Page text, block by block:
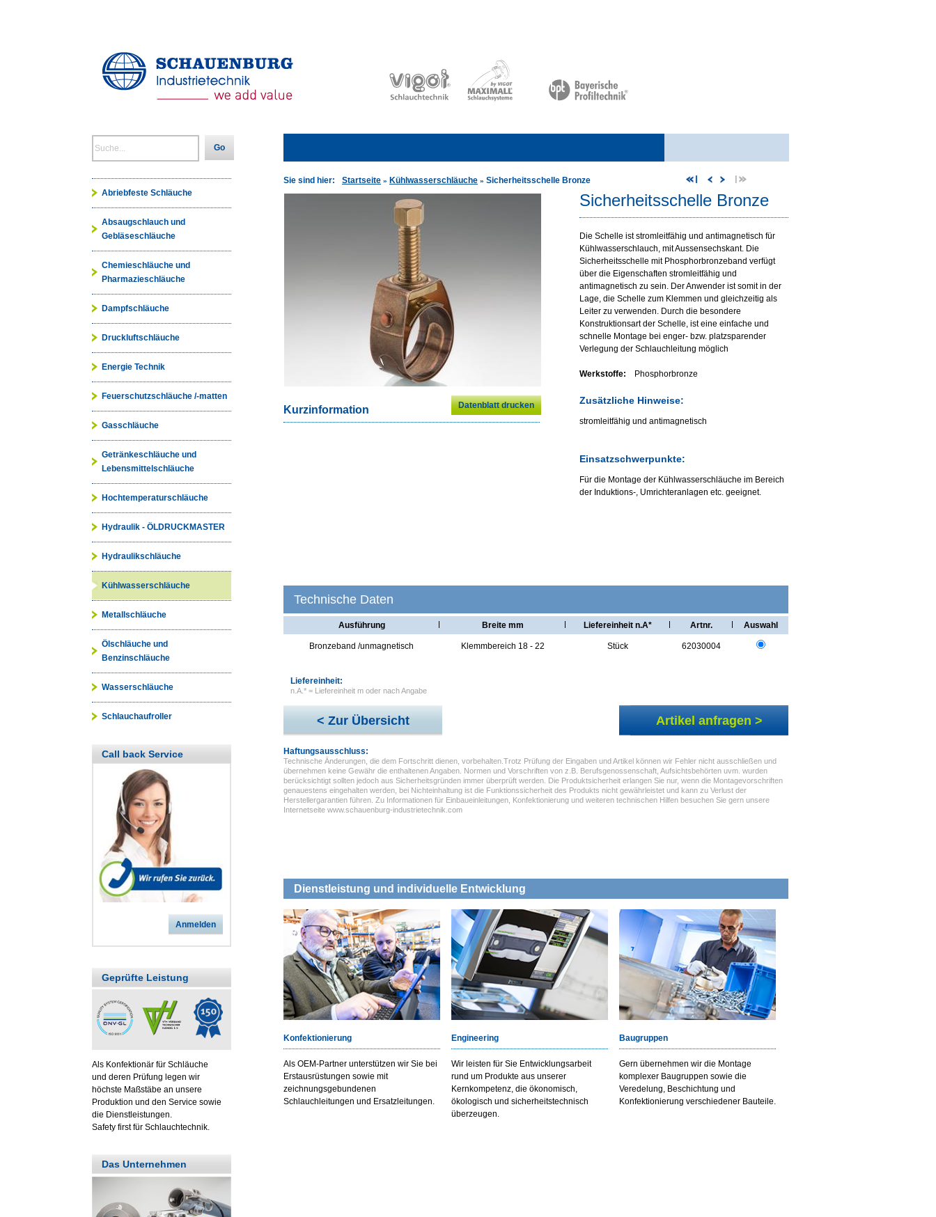
Go
Sie sind hier: Startseite » Kühlwasserschläuche » Sicherheitsschelle Bronze
Datenblatt drucken
Kurzinformation
Sicherheitsschelle Bronze
Die Schelle ist stromleitfähig und antimagnetisch für
Kühlwasserschlauch, mit Aussensechskant. Die
Sicherheitsschelle mit Phosphorbronzeband verfügt
über die Eigenschaften stromleitfähig und
antimagnetisch zu sein. Der Anwender ist somit in der
Lage, die Schelle zum Klemmen und gleichzeitig als
Leiter zu verwenden. Durch die besondere
Konstruktionsart der Schelle, ist eine einfache und
schnelle Montage bei enger- bzw. platzsparender
Verlegung der Schlauchleitung möglich
Werkstoffe: Phosphorbronze
Zusätzliche Hinweise:
stromleitfähig und antimagnetisch
Einsatzschwerpunkte:
Für die Montage der Kühlwasserschläuche im Bereich
der Induktions-, Umrichteranlagen etc. geeignet.
Technische Daten
Ausführung Breite mm Liefereinheit n.A* Artnr. Auswahl
Bronzeband /unmagnetisch Klemmbereich 18 - 22 Stück 62030004
Liefereinheit:
n.A.* = Liefereinheit m oder nach Angabe
< Zur Übersicht Artikel anfragen >
Haftungsausschluss:
Technische Änderungen, die dem Fortschritt dienen, vorbehalten.Trotz Prüfung der Eingaben und Artikel können wir Fehler nicht ausschließen und
übernehmen keine Gewähr die enthaltenen Angaben. Normen und Vorschriften von z.B. Berufsgenossenschaft, Aufsichtsbehörten uvm. wurden
berücksichtigt sollten jedoch aus Sicherheitsgründen immer überprüft werden. Die Produktsicherheit erlangen Sie nur, wenn die Montagevorschriften
genauestens eingehalten werden, bei Nichteinhaltung ist die Funktionssicherheit des Produkts nicht gewährleistet und kann zu Verlust der
Herstellergarantien führen. Zu Informationen für Einbaueinleitungen, Konfektionierung und weiteren technischen Hilfen besuchen Sie gern unsere
Internetseite www.schauenburg-industrietechnik.com
Dienstleistung und individuelle Entwicklung
Konfektionierung
Als OEM-Partner unterstützen wir Sie bei
Erstausrüstungen sowie mit
zeichnungsgebundenen
Schlauchleitungen und Ersatzleitungen.
Engineering
Wir leisten für Sie Entwicklungsarbeit
rund um Produkte aus unserer
Kernkompetenz, die ökonomisch,
ökologisch und sicherheitstechnisch
überzeugen.
Baugruppen
Gern übernehmen wir die Montage
komplexer Baugruppen sowie die
Veredelung, Beschichtung und
Konfektionierung verschiedener Bauteile.
Abriebfeste Schläuche
Absaugschlauch und
Gebläseschläuche
Chemieschläuche und
Pharmazieschläuche
Dampfschläuche
Druckluftschläuche
Energie Technik
Feuerschutzschläuche /-matten
Gasschläuche
Getränkeschläuche und
Lebensmittelschläuche
Hochtemperaturschläuche
Hydraulik - ÖLDRUCKMASTER
Hydraulikschläuche
Kühlwasserschläuche
Metallschläuche
Ölschläuche und
Benzinschläuche
Wasserschläuche
Schlauchaufroller
Call back Service
Anmelden
Geprüfte Leistung
Als Konfektionär für Schläuche
und deren Prüfung legen wir
höchste Maßstäbe an unsere
Produktion und den Service sowie
die Dienstleistungen.
Safety first für Schlauchtechnik.
Das Unternehmen